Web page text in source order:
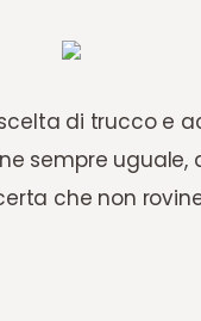
di trucco e
sempre
che non